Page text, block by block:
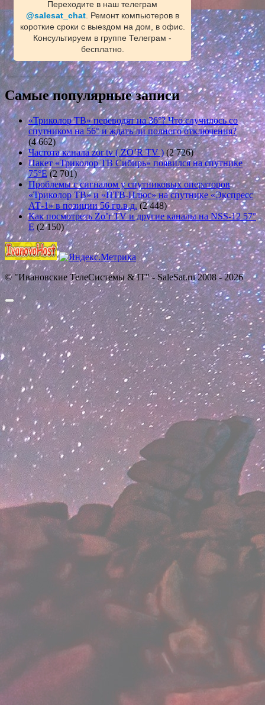
Переходите в наш телеграм
@salesat_chat. Ремонт компьютеров в
короткие сроки с выездом на дом, в офис.
Консультируем в группе Телеграм -
бесплатно.
Самые популярные записи
«Триколор ТВ» переводят на 36°? Что случилось со
спутником на 56° и ждать ли полного отключения?
(4 662)
Частота канала zor tv ( ZO’R TV ) (2 726)
Пакет «Триколор ТВ Сибирь» появился на спутнике
75°E (2 701)
Проблемы с сигналом у спутниковых операторов
«Триколор ТВ» и «НТВ-Плюс» на спутнике «Экспресс
АТ-1» в позиции 56 гр.в.д. (2 448)
Как посмотреть Zo’r TV и другие каналы на NSS-12 57°
E (2 150)
© "Ивановские ТелеСистемы & IT" - SaleSat.ru 2008 - 2026
Прокрутить
вверх